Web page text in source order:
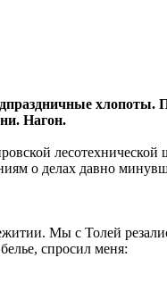
Нагон.
о делах давно
Мы с Толей
спросил меня: